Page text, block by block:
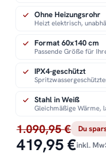
1.090,95 € Du
419,95 €inkl.
Ohne Heizungsrohr
Heizt elektrisch,
Format 60x140 cm
Passende Größe für
IPX4-geschützt
Stahl in Weiß
Gleichmäßige Wärme,